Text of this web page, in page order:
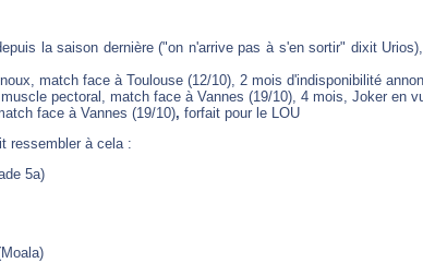
la saison dernière ("on n'arrive pas à s'en sortir" dixit
match face à Toulouse (12/10), 2 mois d'indisponibilité
pectoral, match face à Vannes (19/10), 4 mois, Joker en
face à Vannes (19/10), forfait pour le LOU
ressembler à cela :
5a)